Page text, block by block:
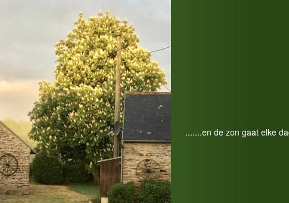
.......en de zon gaat elke